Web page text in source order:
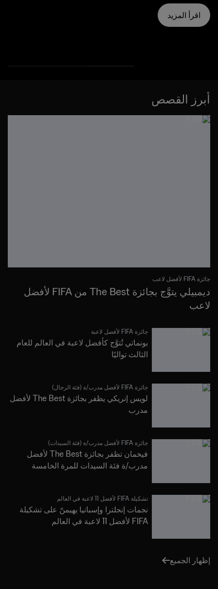
اقرأ المزيد
أبرز القصص
جائزة FIFA لأفضل لاعب
ديمبيلي يتوَّج بجائزة The Best من FIFA لأفضل
لاعب
جائزة FIFA لأفضل لاعبة
بونماتي تُتوَّج كأفضل لاعبة في العالم للعام
الثالث تواليًا
جائزة FIFA لأفضل مدرب/ة (فئة الرجال)
لويس إنريكي يظفر بجائزة The Best لأفضل
مدرب
جائزة FIFA لأفضل مدرب/ة (فئة السيدات)
فيخمان تظفر بجائزة The Best لأفضل
مدرب/ة فئة السيدات للمرة الخامسة
تشكيلة FIFA لأفضل 11 لاعبة في العالم
نجمات إنجلترا وإسبانيا يهيمنّ على تشكيلة
FIFA لأفضل 11 لاعبة في العالم
إظهار الجميع